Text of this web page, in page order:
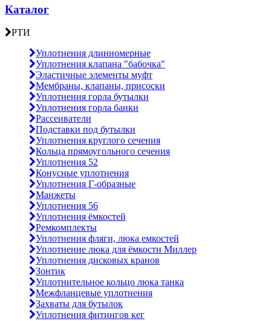
Каталог
РТИ
Уплотнения длинномерные
Уплотнения клапана "бабочка"
Эластичные элементы муфт
Мембраны, клапаны, присоски
Уплотнения горла бутылки
Уплотнения горла банки
Рассеиватели
Подставки под бутылки
Уплотнения круглого сечения
Кольца прямоугольного сечения
Уплотнения 52
Конусные уплотнения
Уплотнения Г-образные
Манжеты
Уплотнения 56
Уплотнения ёмкостей
Ремкомплекты
Уплотнения фляги, люка емкостей
Уплотнение люка для ёмкости Миллер
Уплотнения дисковых кранов
Зонтик
Уплотнительное кольцо люка танка
Межфланцевые уплотнения
Захваты для бутылок
Уплотнения фитингов кег